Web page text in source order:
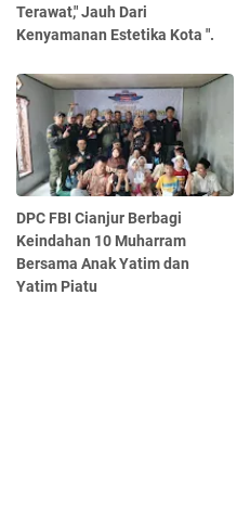
Terawat," Jauh Dari
Kenyamanan Estetika Kota ".
DPC FBI Cianjur Berbagi
Keindahan 10 Muharram
Bersama Anak Yatim dan
Yatim Piatu